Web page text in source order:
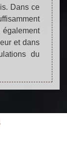
Dans ce
également
et dans
du